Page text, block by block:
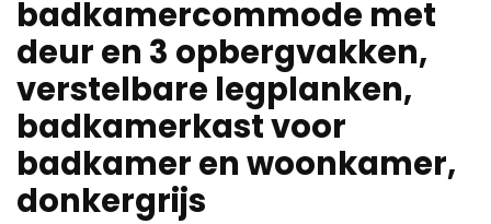
badkamercommode met
deur en 3 opbergvakken,
verstelbare legplanken,
badkamerkast voor
badkamer en woonkamer,
donkergrijs